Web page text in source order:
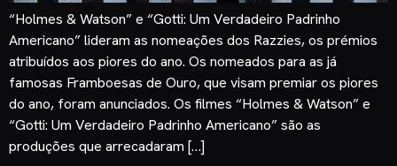
“Holmes & Watson” e “Gotti: Um Verdadeiro Padrinho
Americano” lideram as nomeações dos Razzies, os prémios
atribuídos aos piores do ano. Os nomeados para as já
famosas Framboesas de Ouro, que visam premiar os piores
do ano, foram anunciados. Os filmes “Holmes & Watson” e
“Gotti: Um Verdadeiro Padrinho Americano” são as
produções que arrecadaram […]